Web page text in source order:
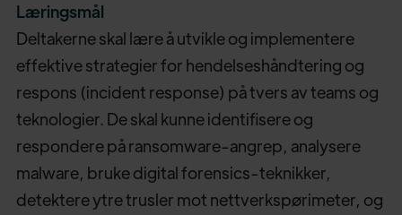
Læringsmål
Deltakerne skal lære å utvikle og implementere
effektive strategier for hendelseshåndtering og
respons (incident response) på tvers av teams og
teknologier. De skal kunne identifisere og
respondere på ransomware-angrep, analysere
malware, bruke digital forensics-teknikker,
detektere ytre trusler mot nettverkspørimeter, og